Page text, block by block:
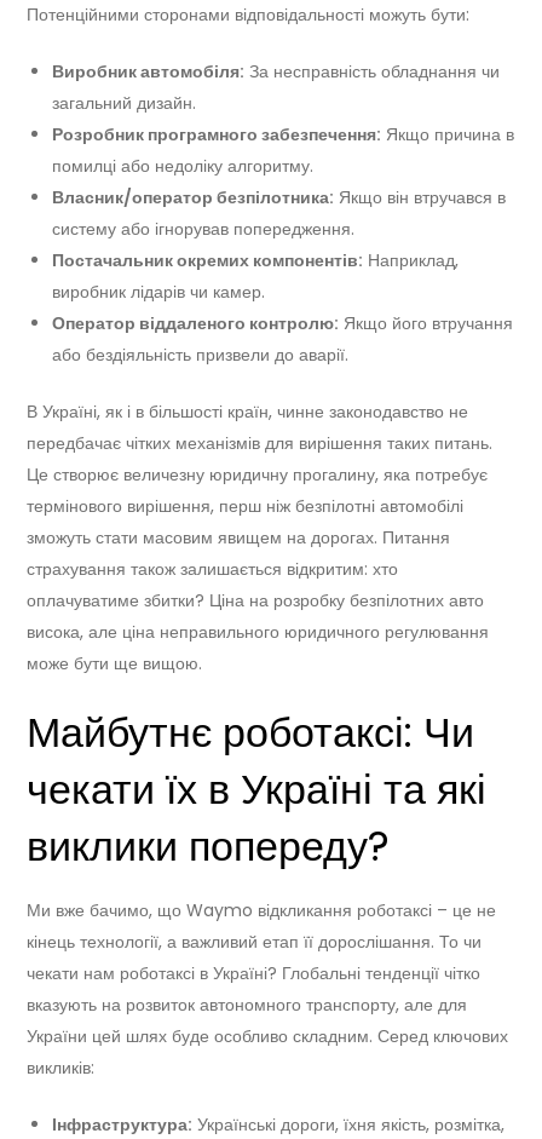
Потенційними сторонами відповідальності можуть бути:
Виробник автомобіля: За несправність обладнання чи
загальний дизайн.
Розробник програмного забезпечення: Якщо причина в
помилці або недоліку алгоритму.
Власник/оператор безпілотника: Якщо він втручався в
систему або ігнорував попередження.
Постачальник окремих компонентів: Наприклад,
виробник лідарів чи камер.
Оператор віддаленого контролю: Якщо його втручання
або бездіяльність призвели до аварії.
В Україні, як і в більшості країн, чинне законодавство не
передбачає чітких механізмів для вирішення таких питань.
Це створює величезну юридичну прогалину, яка потребує
термінового вирішення, перш ніж безпілотні автомобілі
зможуть стати масовим явищем на дорогах. Питання
страхування також залишається відкритим: хто
оплачуватиме збитки? Ціна на розробку безпілотних авто
висока, але ціна неправильного юридичного регулювання
може бути ще вищою.
Майбутнє роботаксі: Чи
чекати їх в Україні та які
виклики попереду?
Ми вже бачимо, що Waymo відкликання роботаксі – це не
кінець технології, а важливий етап її дорослішання. То чи
чекати нам роботаксі в Україні? Глобальні тенденції чітко
вказують на розвиток автономного транспорту, але для
України цей шлях буде особливо складним. Серед ключових
викликів:
Інфраструктура: Українські дороги, їхня якість, розмітка,